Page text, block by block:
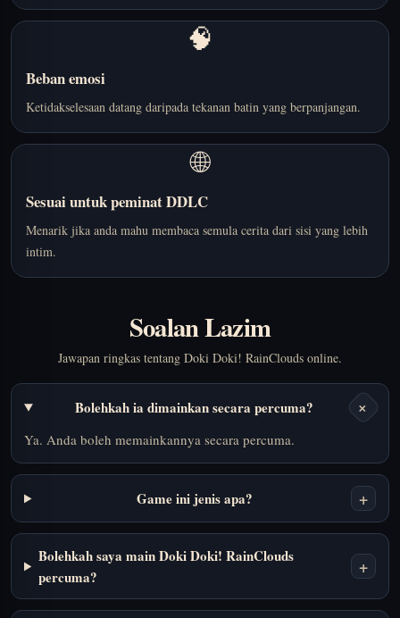
🧠
Beban emosi
Ketidakselesaan datang daripada tekanan batin yang berpanjangan.
🌐
Sesuai untuk peminat DDLC
Menarik jika anda mahu membaca semula cerita dari sisi yang lebih
intim.
Soalan Lazim
Jawapan ringkas tentang Doki Doki! RainClouds online.
Bolehkah ia dimainkan secara percuma? +
Ya. Anda boleh memainkannya secara percuma.
Game ini jenis apa? +
Bolehkah saya main Doki Doki! RainClouds
percuma?
+